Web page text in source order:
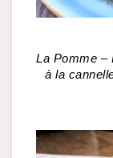
La Pomme –
à la